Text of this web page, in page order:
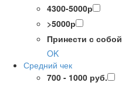
4300-5000р
>5000р
Принести с собой
OK
Средний чек
700 - 1000 руб.